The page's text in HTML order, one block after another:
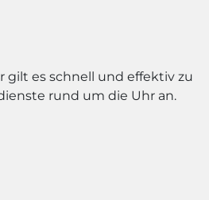
gilt es schnell und effektiv zu
rund um die Uhr an.